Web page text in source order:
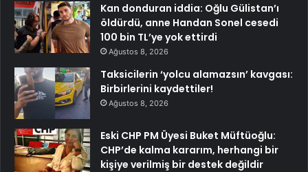
Kan donduran iddia: Oğlu Gülistan’ı
öldürdü, anne Handan Sonel cesedi
100 bin TL’ye yok ettirdi
Ağustos 8, 2026
Taksicilerin ‘yolcu alamazsın’ kavgası:
Birbirlerini kaydettiler!
Ağustos 8, 2026
Eski CHP PM Üyesi Buket Müftüoğlu:
CHP’de kalma kararım, herhangi bir
kişiye verilmiş bir destek değildir